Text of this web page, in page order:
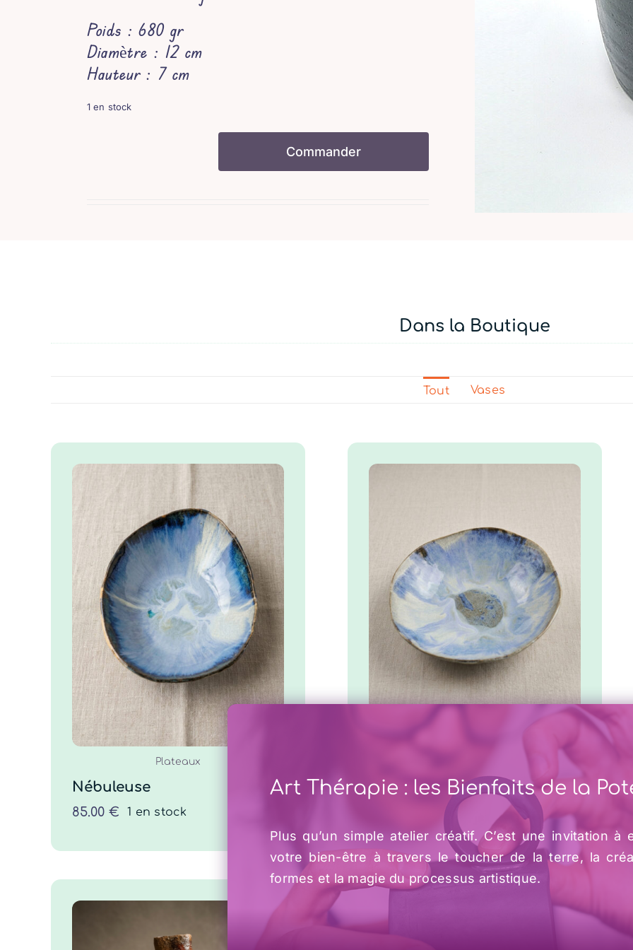
Poids : 680 gr
Diamètre : 12 cm
Hauteur : 7 cm
1 en stock
Commander
Dans la Boutique
Tout Vases
Nébuleuse
85.00€
COMMANDER / DÉTAILS
Plateaux
Nébuleuse
85.00 € 1 en stock
Abysse
70.00€
COMMANDER / DÉTAILS
Abysse
1 en stock
Art Thérapie : les Bienfaits de la
Plus qu’un simple atelier créatif. C’est une invitation à
votre bien-être à travers le toucher de la terre, la
formes et la magie du processus artistique.